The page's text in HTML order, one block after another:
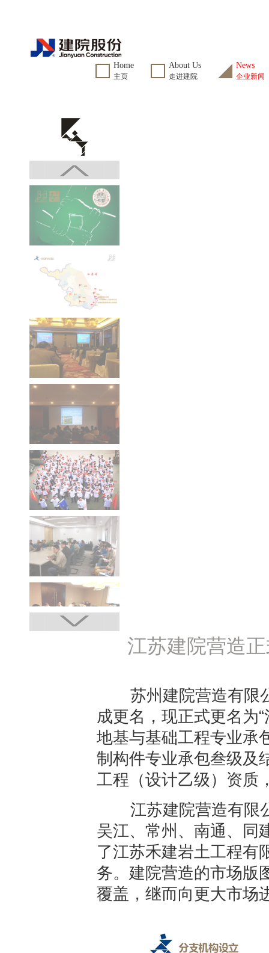
Home
主页
About Us
走进建院
News
企业新闻
江苏建院营造
苏州建院营造有限公
成更名，现正式更名为
地基与基础工程专业承
制构件专业承包叁级及
工程（设计乙级）资质
江苏建院营造有限公
吴江、常州、南通、同
了江苏禾建岩土工程有
务。建院营造的市场版
覆盖，继而向更大市场